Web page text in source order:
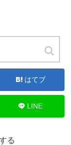
はてブ
LINE
る